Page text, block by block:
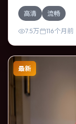
合，段奕宏、奥
长镜头中积蓄张力
感。
高清 流畅
7.5万 116个月前
最新